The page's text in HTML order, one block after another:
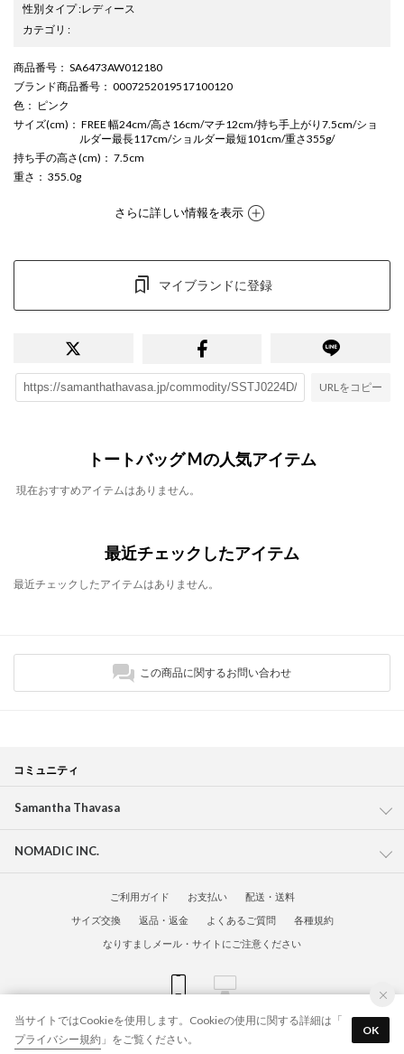
性別タイプ:レディース
カテゴリ :
商品番号 ： SA6473AW012180
ブランド商品番号 ： 0007252019517100120
色 ： ピンク
サイズ(cm) ： FREE 幅24cm/高さ16cm/マチ12cm/持ち手上がり7.5cm/ショ
ルダー最長117cm/ショルダー最短101cm/重さ355g/
持ち手の高さ(cm) ： 7.5cm
重さ ： 355.0g
さらに詳しい情報を表示
マイブランドに登録
URLをコピー
トートバッグ Mの人気アイテム
現在おすすめアイテムはありません。
最近チェックしたアイテム
最近チェックしたアイテムはありません。
この商品に関するお問い合わせ
コミュニティ
Samantha Thavasa
NOMADIC INC.
ご利用ガイド お支払い
配送・送料
サイズ交換
返品・返金 よくあるご質問
各種規約
なりすましメール・サイトにご注意ください
© Samantha Global Official Online Shop All Rights Reserved.
当サイトではCookieを使用します。Cookieの使用に関する詳細は「
プライバシー規約 」をご覧ください。
OK